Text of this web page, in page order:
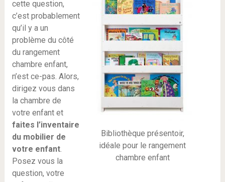
Bibliothèque présentoir,
idéale pour le rangement
chambre enfant
cette question,
c’est probablement
qu’il y a un
problème du côté
du rangement
chambre enfant,
n’est ce-pas. Alors,
dirigez vous dans
la chambre de
votre enfant et
faites l’inventaire
du mobilier de
votre enfant.
Posez vous la
question, votre